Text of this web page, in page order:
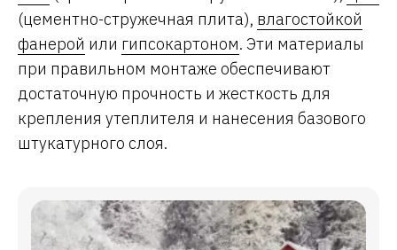
(цементно-стружечная плита), влагостойкой
фанерой или гипсокартоном. Эти материалы
при правильном монтаже обеспечивают
достаточную прочность и жесткость для
крепления утеплителя и нанесения базового
штукатурного слоя.